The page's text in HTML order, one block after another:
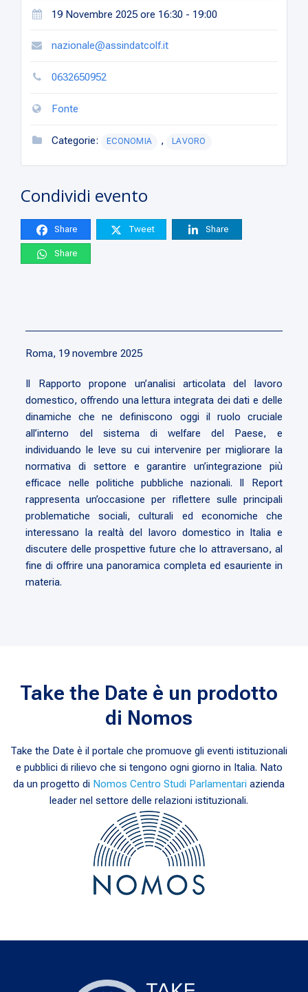
19 Novembre 2025 ore 16:30 - 19:00
nazionale@assindatcolf.it
0632650952
Fonte
Categorie: ECONOMIA , LAVORO
Condividi evento
Share Tweet Share
Share
Roma, 19 novembre 2025
Il Rapporto propone un’analisi articolata del lavoro
domestico, offrendo una lettura integrata dei dati e delle
dinamiche che ne definiscono oggi il ruolo cruciale
all’interno del sistema di welfare del Paese, e
individuando le leve su cui intervenire per migliorare la
normativa di settore e garantire un’integrazione più
efficace nelle politiche pubbliche nazionali. Il Report
rappresenta un’occasione per riflettere sulle principali
problematiche sociali, culturali ed economiche che
interessano la realtà del lavoro domestico in Italia e
discutere delle prospettive future che lo attraversano, al
fine di offrire una panoramica completa ed esauriente in
materia.
Take the Date è un prodotto
di Nomos
Take the Date è il portale che promuove gli eventi istituzionali
e pubblici di rilievo che si tengono ogni giorno in Italia. Nato
da un progetto di Nomos Centro Studi Parlamentari azienda
leader nel settore delle relazioni istituzionali.